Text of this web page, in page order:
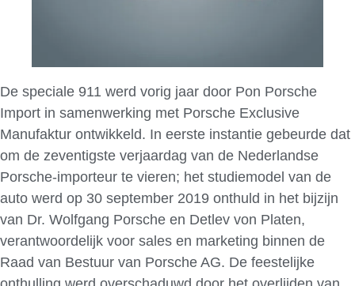
De speciale 911 werd vorig jaar door Pon Porsche
Import in samenwerking met Porsche Exclusive
Manufaktur ontwikkeld. In eerste instantie gebeurde dat
om de zeventigste verjaardag van de Nederlandse
Porsche-importeur te vieren; het studiemodel van de
auto werd op 30 september 2019 onthuld in het bijzijn
van Dr. Wolfgang Porsche en Detlev von Platen,
verantwoordelijk voor sales en marketing binnen de
Raad van Bestuur van Porsche AG. De feestelijke